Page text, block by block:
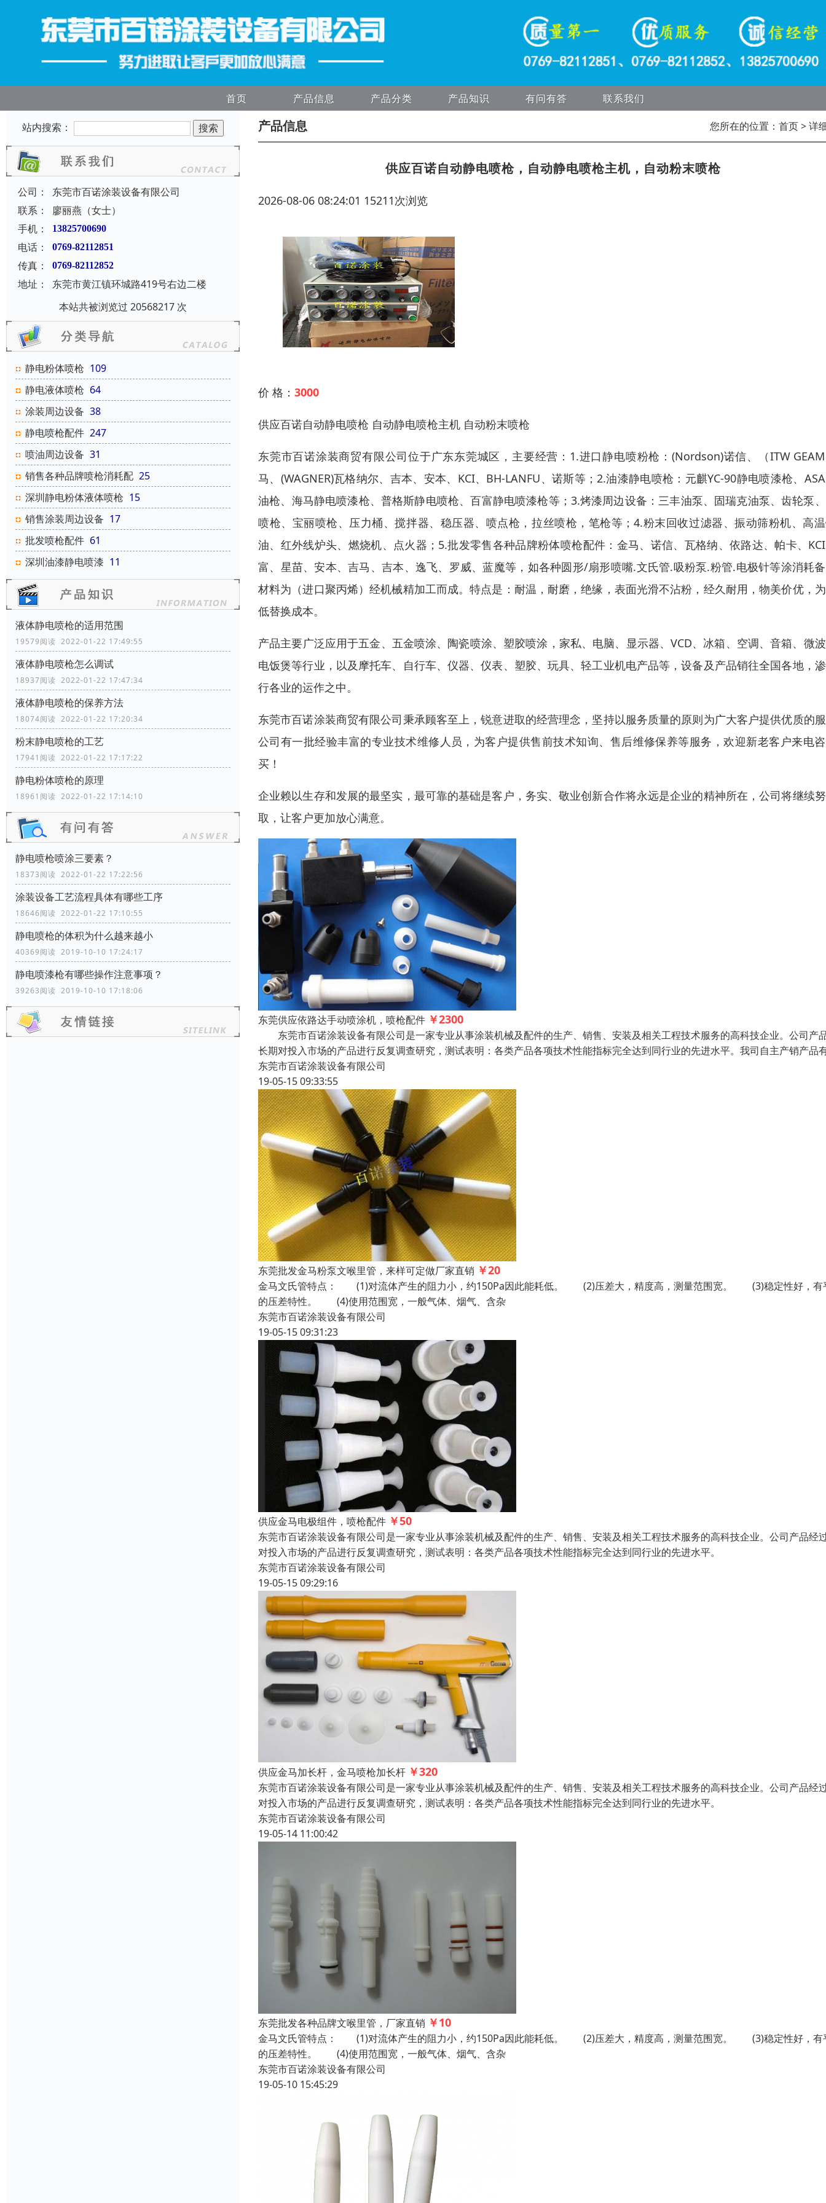
首页 产品信息 产品分类 产品知识 有问有答 联系我们
站内搜索：
公司：
东莞市百诺涂装设备有限公司
联系：
廖丽燕（女士）
手机：
13825700690
电话： 0769-82112851
传真： 0769-82112852
地址：
东莞市黄江镇环城路419号右边二楼
本站共被浏览过 20568217 次
静电粉体喷枪 109
静电液体喷枪 64
涂装周边设备 38
静电喷枪配件 247
喷油周边设备 31
销售各种品牌喷枪消耗配 25
深圳静电粉体液体喷枪 15
销售涂装周边设备 17
批发喷枪配件 61
深圳油漆静电喷漆 11
液体静电喷枪的适用范围
19579阅读 2022-01-22 17:49:55
液体静电喷枪怎么调试
18937阅读 2022-01-22 17:47:34
液体静电喷枪的保养方法
18074阅读 2022-01-22 17:20:34
粉末静电喷枪的工艺
17941阅读 2022-01-22 17:17:22
静电粉体喷枪的原理
18961阅读 2022-01-22 17:14:10
静电喷枪喷涂三要素？
18373阅读 2022-01-22 17:22:56
涂装设备工艺流程具体有哪些工序
18646阅读 2022-01-22 17:10:55
静电喷枪的体积为什么越来越小
40369阅读 2019-10-10 17:24:17
静电喷漆枪有哪些操作注意事项？
39263阅读 2019-10-10 17:18:06
产品信息 您所在的位置： 首页> 详
供应百诺自动静电喷枪，自动静电喷枪主机，自动粉末喷枪
2026-08-06 08:24:01 15211次浏览
价 格： 3000
供应百诺自动静电喷枪 自动静电喷枪主机 自动粉末喷枪
东莞市百诺涂装商贸有限公司位于广东东莞城区，主要经营：1.进口静电喷粉枪：(Nordson)诺信、（ITW
马、(WAGNER)瓦格纳尔、吉本、安本、KCI、BH-LANFU、诺斯等；2.油漆静电喷枪：元麒YC-90静电喷漆枪、
油枪、海马静电喷漆枪、普格斯静电喷枪、百富静电喷漆枪等；3.烤漆周边设备：三丰油泵、固瑞克油泵、齿轮泵
喷枪、宝丽喷枪、压力桶、搅拌器、稳压器、喷点枪，拉丝喷枪，笔枪等；4.粉末回收过滤器、振动筛粉机、高
油、红外线炉头、燃烧机、点火器；5.批发零售各种品牌粉体喷枪配件：金马、诺信、瓦格纳、依路达、帕卡、
富、星苗、安本、吉马、吉本、逸飞、罗威、蓝魔等，如各种圆形/扇形喷嘴.文氏管.吸粉泵.粉管.电极针等涂消耗
材料为（进口聚丙烯）经机械精加工而成。特点是：耐温，耐磨，绝缘，表面光滑不沾粉，经久耐用，物美价优，
低替换成本。
产品主要广泛应用于五金、五金喷涂、陶瓷喷涂、塑胶喷涂，家私、电脑、显示器、VCD、冰箱、空调、音箱、微
电饭煲等行业，以及摩托车、自行车、仪器、仪表、塑胶、玩具、轻工业机电产品等，设备及产品销往全国各地，
行各业的运作之中。
东莞市百诺涂装商贸有限公司秉承顾客至上，锐意进取的经营理念，坚持以服务质量的原则为广大客户提供优质的
公司有一批经验丰富的专业技术维修人员，为客户提供售前技术知询、售后维修保养等服务，欢迎新老客户来电
买！
企业赖以生存和发展的最坚实，最可靠的基础是客户，务实、敬业创新合作将永远是企业的精神所在，公司将继续
取，让客户更加放心满意。
东莞供应依路达手动喷涂机，喷枪配件 ￥2300
东莞市百诺涂装设备有限公司是一家专业从事涂装机械及配件的生产、销售、安装及相关工程技术服务的高科技企业。公司产
长期对投入市场的产品进行反复调查研究，测试表明：各类产品各项技术性能指标完全达到同行业的先进水平。我司自主产销产品
东莞市百诺涂装设备有限公司
19-05-15 09:33:55
东莞批发金马粉泵文喉里管，来样可定做厂家直销 ￥20
金马文氏管特点： (1)对流体产生的阻力小，约150Pa因此能耗低。 (2)压差大，精度高，测量范围宽。 (3)稳定性好，有
的压差特性。 (4)使用范围宽，一般气体、烟气、含杂
东莞市百诺涂装设备有限公司
19-05-15 09:31:23
供应金马电极组件，喷枪配件 ￥50
东莞市百诺涂装设备有限公司是一家专业从事涂装机械及配件的生产、销售、安装及相关工程技术服务的高科技企业。公司产品经
对投入市场的产品进行反复调查研究，测试表明：各类产品各项技术性能指标完全达到同行业的先进水平。
东莞市百诺涂装设备有限公司
19-05-15 09:29:16
供应金马加长杆，金马喷枪加长杆 ￥320
东莞市百诺涂装设备有限公司是一家专业从事涂装机械及配件的生产、销售、安装及相关工程技术服务的高科技企业。公司产品经
对投入市场的产品进行反复调查研究，测试表明：各类产品各项技术性能指标完全达到同行业的先进水平。
东莞市百诺涂装设备有限公司
19-05-14 11:00:42
东莞批发各种品牌文喉里管，厂家直销 ￥10
金马文氏管特点： (1)对流体产生的阻力小，约150Pa因此能耗低。 (2)压差大，精度高，测量范围宽。 (3)稳定性好，有
的压差特性。 (4)使用范围宽，一般气体、烟气、含杂
东莞市百诺涂装设备有限公司
19-05-10 15:45:29